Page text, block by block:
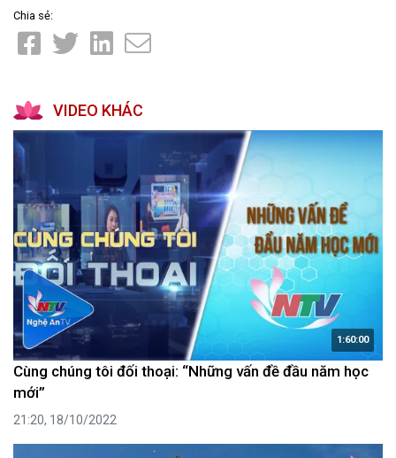
Chia sẻ:
VIDEO KHÁC
1:60:00
Cùng chúng tôi đối thoại: “Những vấn đề đầu năm học
mới”
21:20, 18/10/2022